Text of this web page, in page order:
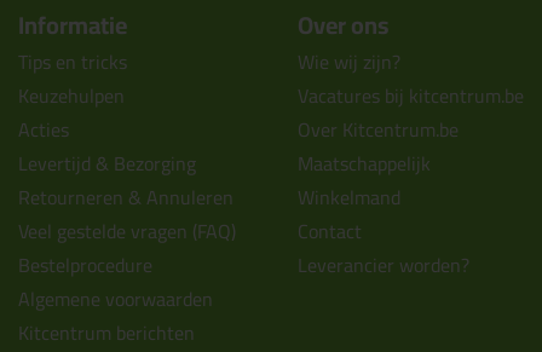
Informatie
Tips en tricks
Keuzehulpen
Acties
Levertijd & Bezorging
Retourneren & Annuleren
Veel gestelde vragen (FAQ)
Bestelprocedure
Algemene voorwaarden
Kitcentrum berichten
Over ons
Wie wij zijn?
Vacatures bij kitcentrum.be
Over Kitcentrum.be
Maatschappelijk
Winkelmand
Contact
Leverancier worden?